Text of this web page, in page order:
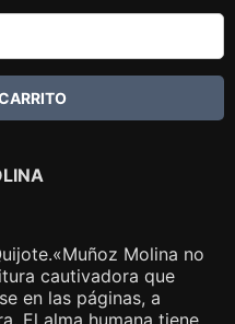
Molina no
cautivadora que
en las páginas, a